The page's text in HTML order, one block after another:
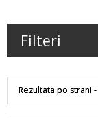
Filteri